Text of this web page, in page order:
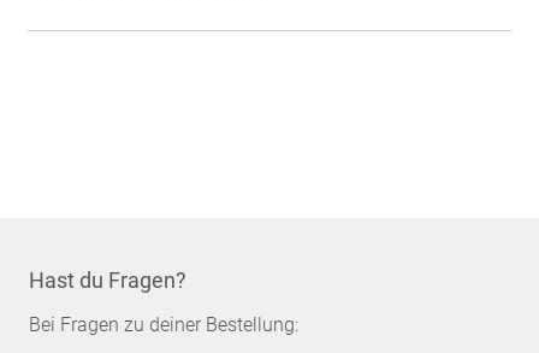
Hast du Fragen?
Bei Fragen zu deiner Bestellung: